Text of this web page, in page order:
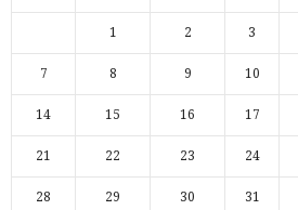
1 2 3
7 8 9 10
14 15 16 17
21 22 23 24
28 29 30 31